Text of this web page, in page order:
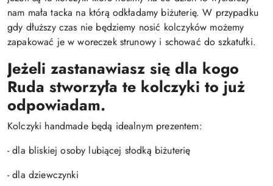
nam mała tacka na którą odkładamy biżuterię. W przypadku
gdy dłuższy czas nie będziemy nosić kolczyków możemy
zapakować je w woreczek strunowy i schować do szkatułki.
Jeżeli zastanawiasz się dla kogo
Ruda stworzyła te kolczyki to już
odpowiadam.
Kolczyki handmade będą idealnym prezentem:
- dla bliskiej osoby lubiącej słodką biżuterię
- dla dziewczynki